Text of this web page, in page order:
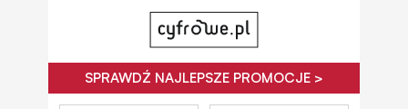
SPRAWDŹ NAJLEPSZE PROMOCJE >